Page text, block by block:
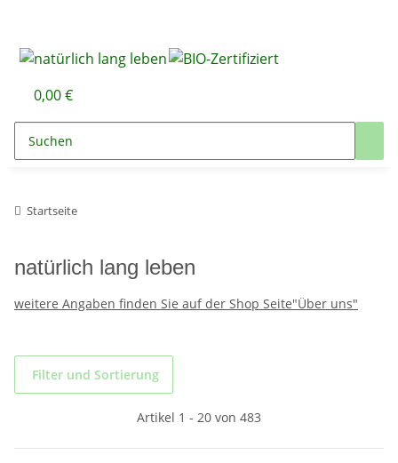
0,00 €
Startseite
natürlich lang leben
weitere Angaben finden Sie auf der Shop Seite"Über uns"
Filter und Sortierung
Artikel 1 - 20 von 483